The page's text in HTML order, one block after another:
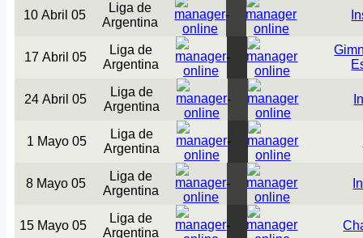
10 Abril 05
Liga de
Argentina
-
17 Abril 05
Liga de
Argentina
-
24 Abril 05
Liga de
Argentina
-
1 Mayo 05
Liga de
Argentina
-
8 Mayo 05
Liga de
Argentina
-
15 Mayo 05
Liga de
Argentina
-